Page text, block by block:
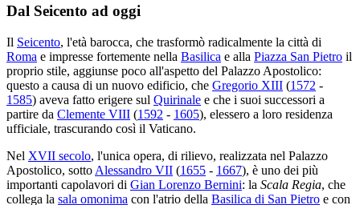
Dal Seicento ad oggi
Il Seicento, l'età barocca, che trasformò radicalmente la città di
Roma e impresse fortemente nella Basilica e alla Piazza San Pietro il
proprio stile, aggiunse poco all'aspetto del Palazzo Apostolico:
questo a causa di un nuovo edificio, che Gregorio XIII (1572 -
1585) aveva fatto erigere sul Quirinale e che i suoi successori a
partire da Clemente VIII (1592 - 1605), elessero a loro residenza
ufficiale, trascurando così il Vaticano.
Nel XVII secolo, l'unica opera, di rilievo, realizzata nel Palazzo
Apostolico, sotto Alessandro VII (1655 - 1667), è uno dei più
importanti capolavori di Gian Lorenzo Bernini: la Scala Regia, che
collega la sala omonima con l'atrio della Basilica di San Pietro e con